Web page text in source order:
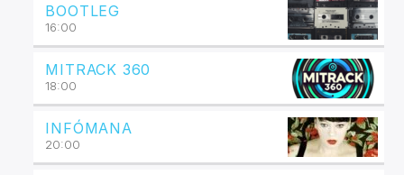
BOOTLEG
16:00
MITRACK 360
18:00
INFÓMANA
20:00